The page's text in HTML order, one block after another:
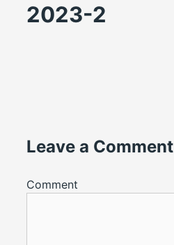
2023-2
Leave a Comment
Comment